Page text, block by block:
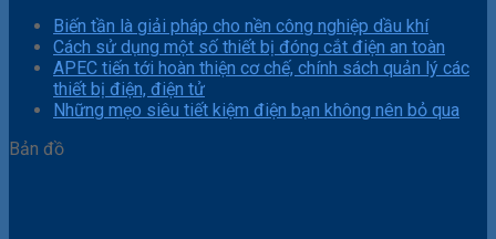
Biến tần là giải pháp cho nền công nghiệp dầu khí
Cách sử dụng một số thiết bị đóng cắt điện an toàn
APEC tiến tới hoàn thiện cơ chế, chính sách quản lý các
thiết bị điện, điện tử
Những mẹo siêu tiết kiệm điện bạn không nên bỏ qua
Bản đồ